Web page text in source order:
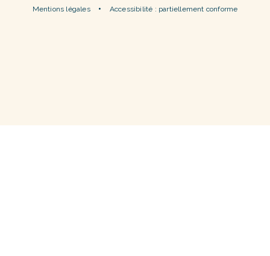
Mentions légales
Accessibilité : partiellement conforme